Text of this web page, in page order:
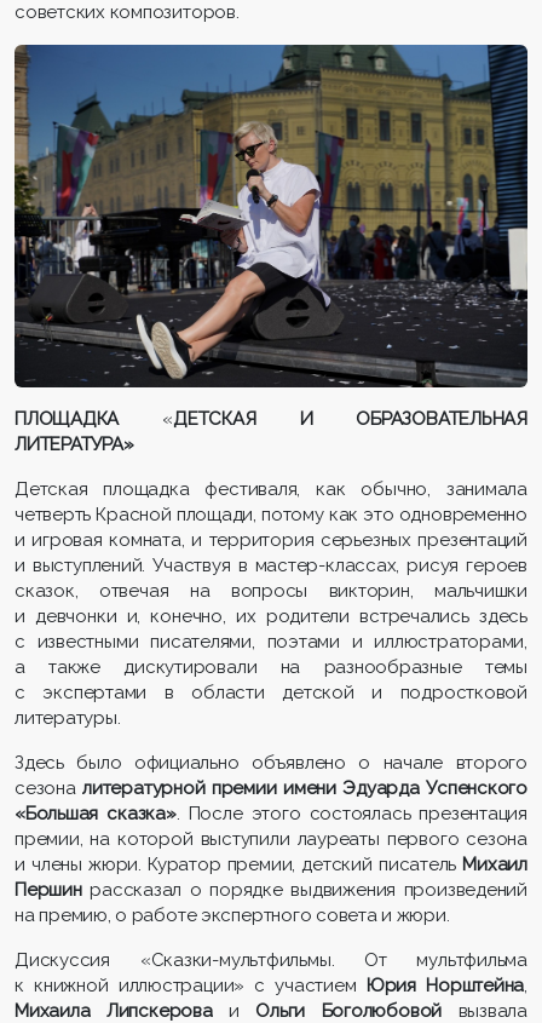
советских композиторов.
ПЛОЩАДКА «ДЕТСКАЯ И ОБРАЗОВАТЕЛЬНАЯ
ЛИТЕРАТУРА»
Детская площадка фестиваля, как обычно, занимала
четверть Красной площади, потому как это одновременно
и игровая комната, и территория серьезных презентаций
и выступлений. Участвуя в мастер-классах, рисуя героев
сказок, отвечая на вопросы викторин, мальчишки
и девчонки и, конечно, их родители встречались здесь
с известными писателями, поэтами и иллюстраторами,
а также дискутировали на разнообразные темы
с экспертами в области детской и подростковой
литературы.
Здесь было официально объявлено о начале второго
сезоналитературной премии имени Эдуарда Успенского
«Большая сказка». После этого состоялась презентация
премии, на которой выступили лауреаты первого сезона
и члены жюри. Куратор премии, детский писатель Михаил
Першинрассказал о порядке выдвижения произведений
на премию, о работе экспертного совета и жюри.
Дискуссия «Сказки-мультфильмы. От мультфильма
к книжной иллюстрации» с участием Юрия Норштейна,
Михаила Липскероваи Ольги Боголюбовой вызвала